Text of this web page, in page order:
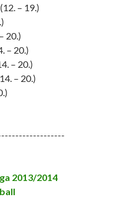
– 19.)
20.)
– 20.)
– 20.)
– 20.)
2013/2014